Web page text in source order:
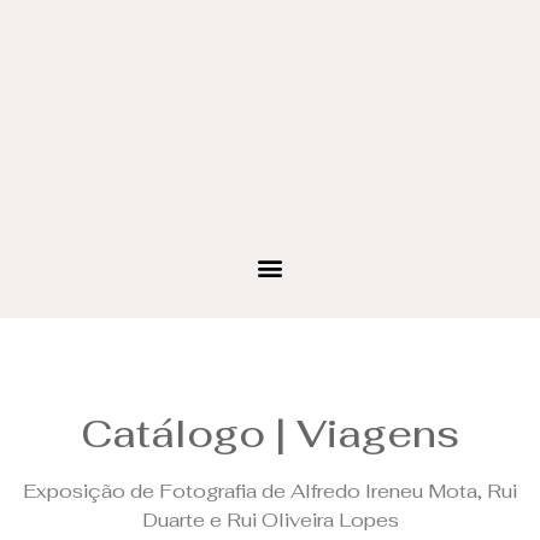
Catálogo | Viagens
Exposição de Fotografia de Alfredo Ireneu Mota, Rui
Duarte e Rui Oliveira Lopes